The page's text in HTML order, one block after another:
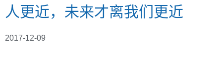
人更近，未来才离我们更近
2017-12-09